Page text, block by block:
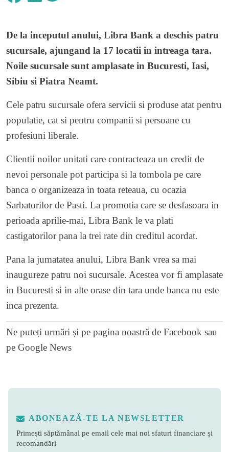
De la inceputul anului, Libra Bank a deschis patru
sucursale, ajungand la 17 locatii in intreaga tara.
Noile sucursale sunt amplasate in Bucuresti, Iasi,
Sibiu si Piatra Neamt.
Cele patru sucursale ofera servicii si produse atat pentru
populatie, cat si pentru companii si persoane cu
profesiuni liberale.
Clientii noilor unitati care contracteaza un credit de
nevoi personale pot participa si la tombola pe care
banca o organizeaza in toata reteaua, cu ocazia
Sarbatorilor de Pasti. La promotia care se desfasoara in
perioada aprilie-mai, Libra Bank le va plati
castigatorilor pana la trei rate din creditul acordat.
Pana la jumatatea anului, Libra Bank vrea sa mai
inaugureze patru noi sucursale. Acestea vor fi amplasate
in Bucuresti si in alte orase din tara unde banca nu este
inca prezenta.
Ne puteți urmări și pe pagina noastră de Facebook sau
pe Google News
ABONEAZĂ-TE LA NEWSLETTER
Primești săptămânal pe email cele mai noi sfaturi financiare și
recomandări